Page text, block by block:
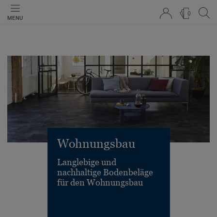
MENU
0
Wohnungsbau
Langlebige und
nachhaltige Bodenbeläge
für den Wohnungsbau